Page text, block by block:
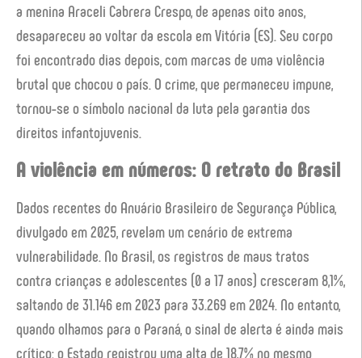
a menina Araceli Cabrera Crespo, de apenas oito anos,
desapareceu ao voltar da escola em Vitória (ES). Seu corpo
foi encontrado dias depois, com marcas de uma violência
brutal que chocou o país. O crime, que permaneceu impune,
tornou-se o símbolo nacional da luta pela garantia dos
direitos infantojuvenis.
A violência em números: O retrato do Brasil
Dados recentes do Anuário Brasileiro de Segurança Pública,
divulgado em 2025, revelam um cenário de extrema
vulnerabilidade. No Brasil, os registros de maus tratos
contra crianças e adolescentes (0 a 17 anos) cresceram 8,1%,
saltando de 31.146 em 2023 para 33.269 em 2024. No entanto,
quando olhamos para o Paraná, o sinal de alerta é ainda mais
crítico: o Estado registrou uma alta de 18,7% no mesmo